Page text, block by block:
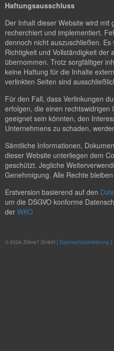
Haftungsausschluss
Der Inhalt dieser Website wird mit
recherchiert und implementiert.
dennoch nicht auszuschließen.
Richtigkeit und Vollständigkeit der
übernommen. Trotz sorgfältiger
keine Haftung für die Inhalte
verlinkten Seiten sind
Für den Fall, dass Verlinkungen
erfolgen, die einen rechtswidrigen
geeignet sein könnten, den
Unternehmens zu schaden,
Sämtliche Informationen,
dieser Website unterliegen dem
geschützt. Jegliche
Genehmigung. Alle Rechte
Erstversion basierend auf den
um die DSGVO konforme
der WKO
© 2026 Zebra7 GmbH | Datenschutzerklärung |